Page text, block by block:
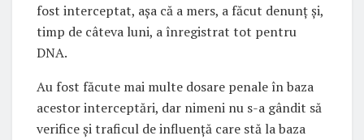
fost interceptat, așa că a mers, a făcut denunț și,
timp de câteva luni, a înregistrat tot pentru
DNA.
Au fost făcute mai multe dosare penale în baza
acestor interceptări, dar nimeni nu s-a gândit să
verifice și traficul de influență care stă la baza